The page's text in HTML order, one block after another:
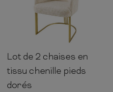
81cm 60cm 63cm
Lot de 2 chaises en
tissu chenille pieds
dorés